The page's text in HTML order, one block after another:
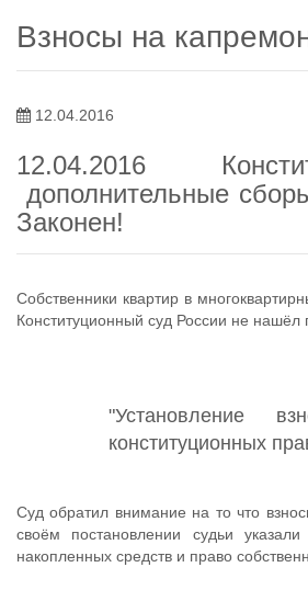
Взносы на
12.04.2016
12.04.2016
дополнительные
Законен!
Собственники квартир в
Конституционный суд России не нашёл
"Установление
конституционных
Суд обратил внимание на то что
своём постановлении судьи
накопленных средств и право